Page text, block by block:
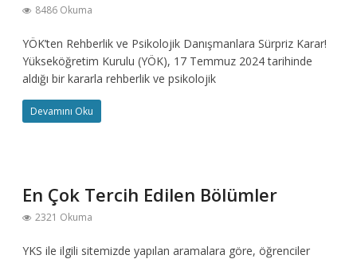
8486 Okuma
YÖK’ten Rehberlik ve Psikolojik Danışmanlara Sürpriz Karar!
Yükseköğretim Kurulu (YÖK), 17 Temmuz 2024 tarihinde
aldığı bir kararla rehberlik ve psikolojik
Devamını Oku
En Çok Tercih Edilen Bölümler
2321 Okuma
YKS ile ilgili sitemizde yapılan aramalara göre, öğrenciler